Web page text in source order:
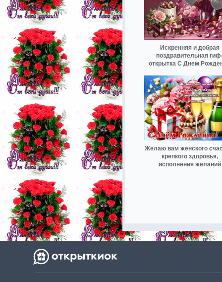
Искренняя и добрая
поздравительная
открытка С Днем
Желаю вам женского
крепкого здоровья,
исполнения желаний